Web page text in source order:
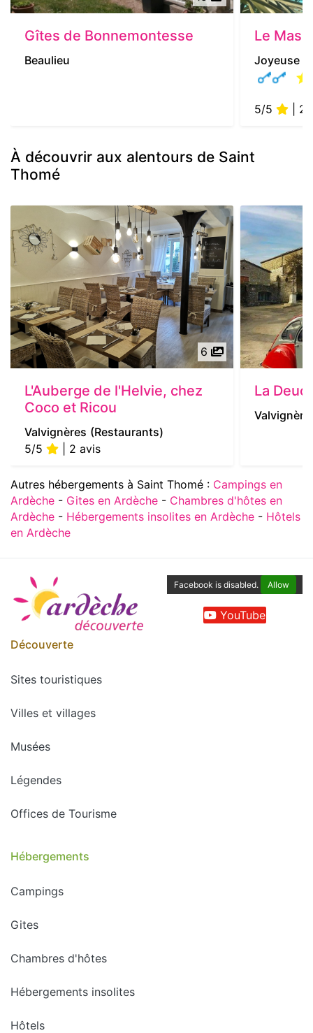
Gîtes de Bonnemontesse
Beaulieu
Le Mas
Joyeuse
5/5 | 2
À découvrir aux alentours de Saint
Thomé
6
L'Auberge de l'Helvie, chez
Coco et Ricou
Valvignères (Restaurants)
5/5
| 2 avis
La
Autres hébergements à Saint Thomé : Campings en
Ardèche - Gites en Ardèche - Chambres d'hôtes en
Ardèche - Hébergements insolites en Ardèche - Hôtels
en Ardèche
Facebook is disabled. Allow
YouTube
Découverte
Sites touristiques
Villes et villages
Musées
Légendes
Offices de Tourisme
Hébergements
Campings
Gites
Chambres d'hôtes
Hébergements insolites
Hôtels